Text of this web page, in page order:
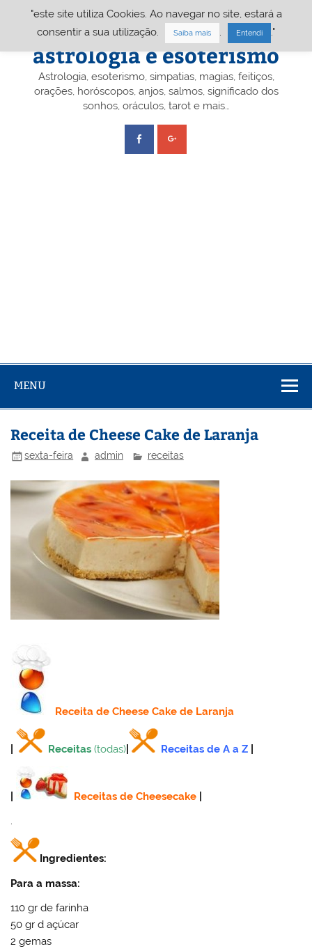
Portal A&E – Portal
astrologia e esoterismo
Astrologia, esoterismo, simpatias, magias, feitiços,
orações, horóscopos, anjos, salmos, significado dos
sonhos, oráculos, tarot e mais…
MENU
Receita de Cheese Cake de Laranja
sexta-feira admin receitas
Receitade Cheese Cake de Laranja
Receitas (todas) Receitas de A a Z
Receitas de Cheesecake
.
Ingredientes:
Para a massa:
110 gr de farinha
50 gr d açúcar
2 gemas
"este site utiliza Cookies. Ao navegar no site, estará a
consentir a sua utilização.
Saiba mais Entendi ."